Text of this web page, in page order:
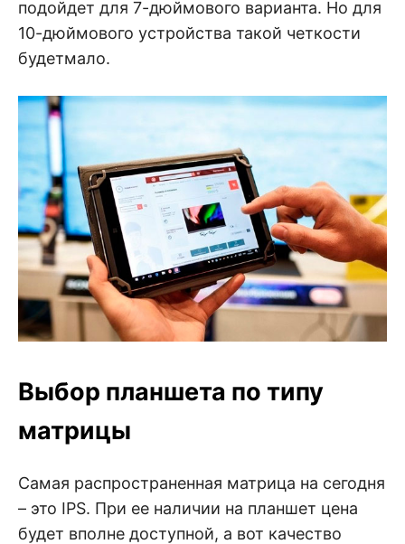
подойдет для 7-дюймового варианта. Но для
10-дюймового устройства такой четкости
будетмало.
Выбор планшета по типу
матрицы
Самая распространенная матрица на сегодня
– это IPS. При ее наличии на планшет цена
будет вполне доступной, а вот качество